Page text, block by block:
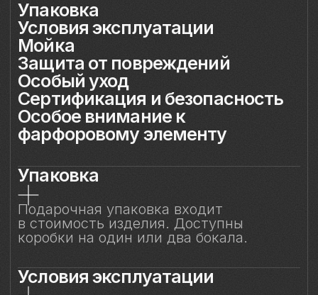
Условия эксплуатации
Бокал предназначен исключительно
для подачи напитков. Бокал
не предназначен для работы
в микроволновой печи.
Мойка
Допускается автоматическая мойка
в посудомоечной машине при
мойка не рекомендуется, особенно
с воздействием на фарфоровый декор.
Защита от повреждений
Избегайте контакта бокала с острыми,
жёсткими и абразивными предметами
скребками, лезвиями или кромками
других бокалов) во избежание сколов